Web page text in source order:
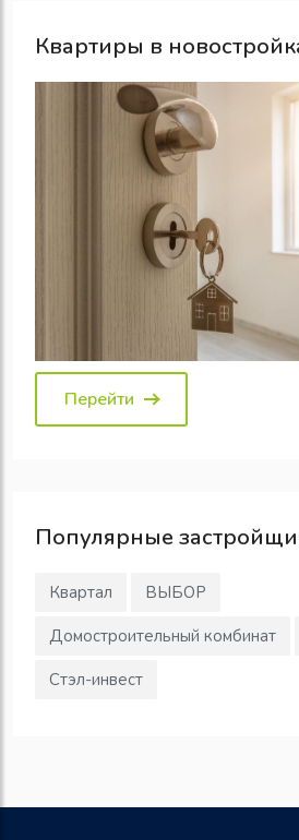
Квартиры в
Перейти
Популярные
Квартал
ВЫБОР
Домостроительный комбинат
Стэл-инвест